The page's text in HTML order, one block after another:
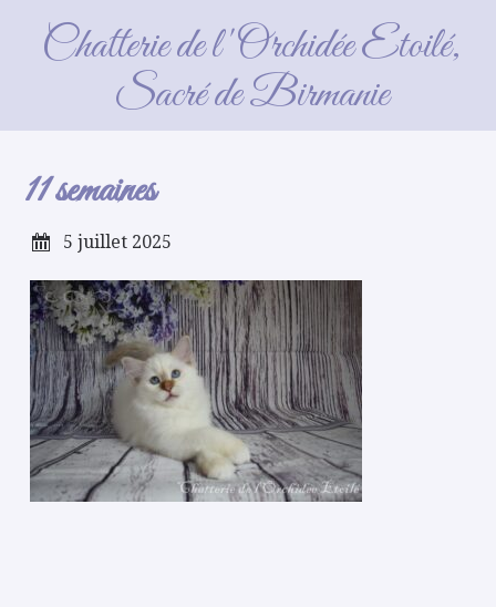
Chatterie de l'Orchidée Etoilé,
Sacré de Birmanie
11 semaines
11 semaines
5 juillet 2025